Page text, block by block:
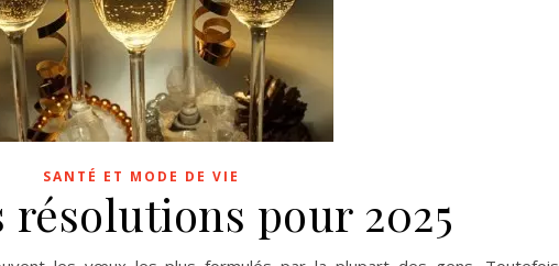
SANTÉ ET MODE DE VIE
résolutions pour 2025